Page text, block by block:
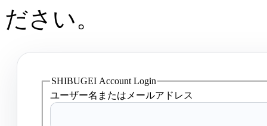
ださい。
SHIBUGEI Account Login
ユーザー名またはメールアドレス